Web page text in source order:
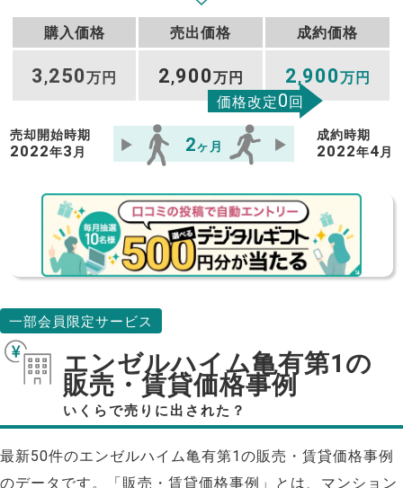
購入価格 売出価格 成約価格
3 ,250万円 2,900万円 2,900万円
価格改定0回
売却開始時期
2022年3 月 2ヶ月
成約時期
2022年4 月
一部会員限定サービス
エンゼルハイム亀有第1の
販売・賃貸価格事例
いくらで売りに出された？
最新50件のエンゼルハイム亀有第1の販売・賃貸価格事例
のデータです。「販売・賃貸価格事例」とは、マンション